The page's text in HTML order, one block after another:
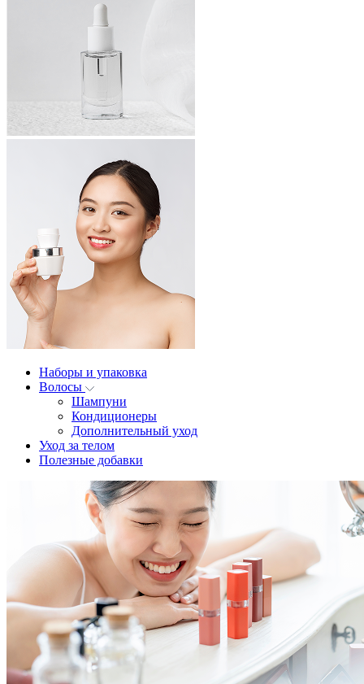
Наборы и упаковка
Волосы
Шампуни
Кондиционеры
Дополнительный уход
Уход за телом
Полезные добавки